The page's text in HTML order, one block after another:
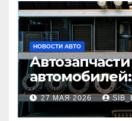
НОВОСТИ АВТО
подбора
27 МАЯ 2026